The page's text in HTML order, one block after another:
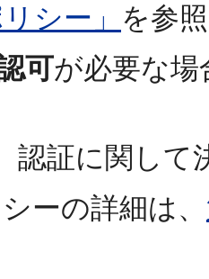
シー」 を参
可が必要な
認証に関して
ーの詳細は、